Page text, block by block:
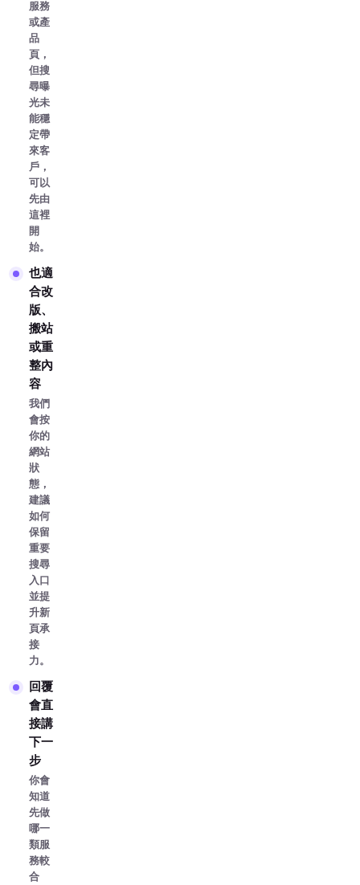
服務
或產
品
頁，
但搜
尋曝
光未
能穩
定帶
來客
戶，
可以
先由
這裡
開
始。
也適
合改
版、
搬站
或重
整內
容
我們
會按
你的
網站
狀
態，
建議
如何
保留
重要
搜尋
入口
並提
升新
頁承
接
力。
回覆
會直
接講
下一
步
你會
知道
先做
哪一
類服
務較
合